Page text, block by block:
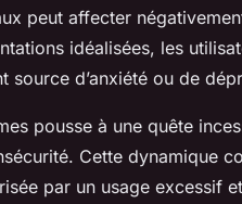
peut affecter
idéalisées, les
source d’anxiété ou de
pousse à une quête
Cette dynamique
par un usage excessif